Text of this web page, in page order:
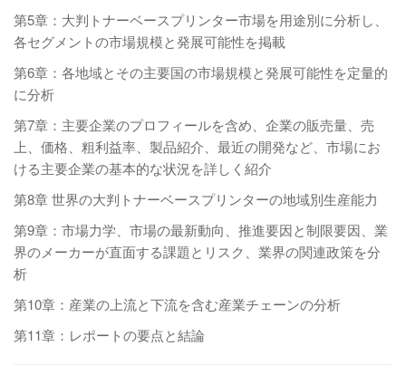
第5章：大判トナーベースプリンター市場を用途別に分析し、
各セグメントの市場規模と発展可能性を掲載
第6章：各地域とその主要国の市場規模と発展可能性を定量的
に分析
第7章：主要企業のプロフィールを含め、企業の販売量、売
上、価格、粗利益率、製品紹介、最近の開発など、市場にお
ける主要企業の基本的な状況を詳しく紹介
第8章 世界の大判トナーベースプリンターの地域別生産能力
第9章：市場力学、市場の最新動向、推進要因と制限要因、業
界のメーカーが直面する課題とリスク、業界の関連政策を分
析
第10章：産業の上流と下流を含む産業チェーンの分析
第11章：レポートの要点と結論